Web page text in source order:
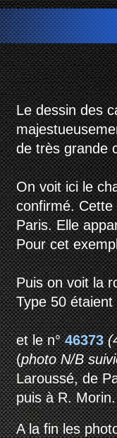
Le dessin des
de très grande
On voit ici le
confirmé.
Paris. Elle
Pour cet
Puis on voit la
Type 50
et le n°46373
(photo N/B
Laroussé, de
puis à R. Morin.
A la fin les